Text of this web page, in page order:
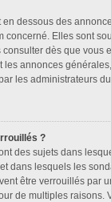
dessous des
concerné. Elles sont
dès que vous
les annonces
les administrateurs du
?
des sujets dans
dans lesquels les
être verrouillés par
de multiples raisons.